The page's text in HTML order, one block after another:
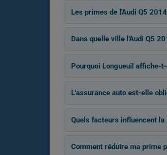
Les primes de l'Audi Q5
Dans quelle ville l'Audi Q5
Pourquoi Longueuil affiche-
L'assurance auto est-elle
Quels facteurs influencent la
Comment réduire ma prime